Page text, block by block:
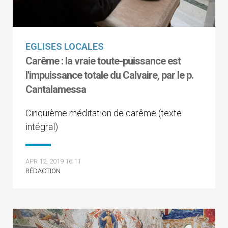
EGLISES LOCALES
Carême : la vraie toute-puissance est
l'impuissance totale du Calvaire, par le p.
Cantalamessa
Cinquième méditation de carême (texte
intégral)
APR 12, 2019 16:11
RÉDACTION